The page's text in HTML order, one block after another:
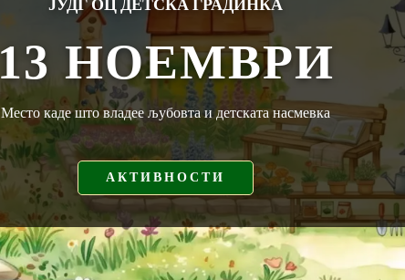
13 НОЕМВРИ
Место каде што владее љубовта и детската насмевка
АКТИВНОСТИ